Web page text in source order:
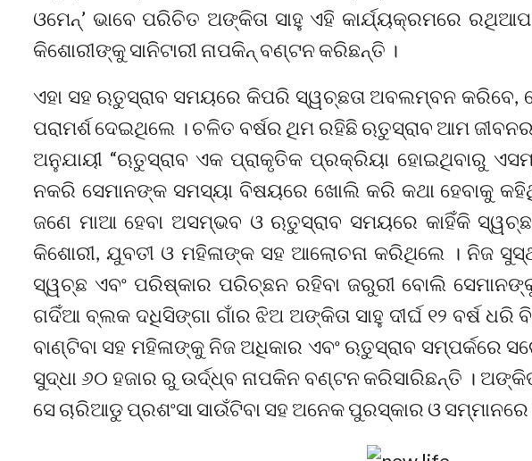
ଓମେନ୍‌’ ଭାବେ ପରିଚିତ ଅଙ୍କିତା ସାହୁ ଏହି କାର୍ଯ୍ୟକ୍ରମରେ
କିଶୋରୀଙ୍କୁ ସାନିଟାରୀ ନାପକିନ୍ ବଣ୍ଟନ କରିଛନ୍ତି ।
ଏହା ସହ ଋତୁସ୍ରାବ ସମୟରେ କିପରି ସ୍ୱଚ୍ଛତା ଅବଲମ୍ବନ କରିବେ,
ପରାମର୍ଶ ଦେଇଥିଲେ । ଚଳିତ ବର୍ଷର ଥିମ ରହିଛି ଋତୁସ୍ରାବ ଆମ
ଅନୁଯାୟୀ “ଋତୁସ୍ରାବ ଏକ ପ୍ରାକୃତିକ ପ୍ରକ୍ରିୟା ହୋଇଥିବାରୁ
ନକରି ସେମାନଙ୍କ ସମସ୍ୟା ବିଷୟରେ ଖୋଲି କରି କଥା ହେବାକୁ
ଜଣେ ମାଆ ହେବା ଅସମ୍ଭବ ଓ ଋତୁସ୍ରାବ ସମୟରେ କାହିଁକି
କିଶୋରୀ, ଯୁବତୀ ଓ ମହିଳାଙ୍କ ସହ ଆଲୋଚନା କରିଥିଲେ । ନିଜ
ସ୍ୱଚ୍ଛ ଏବଂ ପରିଷ୍କାର ପରିଚ୍ଛନ ରହିବା ଜରୁରୀ ବୋଲି
ଗଦିଁଆ ବ୍ଲକ ଦଧିସିଙ୍ଗା ଗାଁର ଝିଅ ଅଙ୍କିତା ସାହୁ ଦୀର୍ଘ ୧୨ ବର୍ଷ ଧରି
ବାଣ୍ଟିବା ସହ ମହିଳାଙ୍କୁ ନିଜ ଅଧିକାର ଏବଂ ଋତୁସ୍ରାବ ସମ୍ପର୍କରେ
ସୁଦ୍ଧା ୬୦ ହଜାର ରୁ ଉର୍ଦ୍ଧ୍ବ ନାପକିନ ବଣ୍ଟନ କରିସାରିଛନ୍ତି ।
ସେ ଚାରିଆଡୁ ପ୍ରଶଂସା ସାଉଁଟିବା ସହ ଅନେକ ପୁରସ୍କାର ଓ